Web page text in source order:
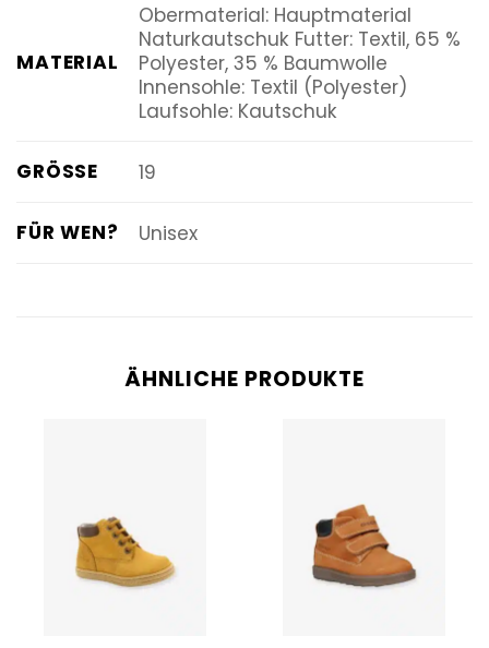
MATERIAL
Obermaterial: Hauptmaterial
Naturkautschuk Futter: Textil, 65 %
Polyester, 35 % Baumwolle
Innensohle: Textil (Polyester)
Laufsohle: Kautschuk
GRÖSSE 19
FÜR WEN? Unisex
ÄHNLICHE PRODUKTE